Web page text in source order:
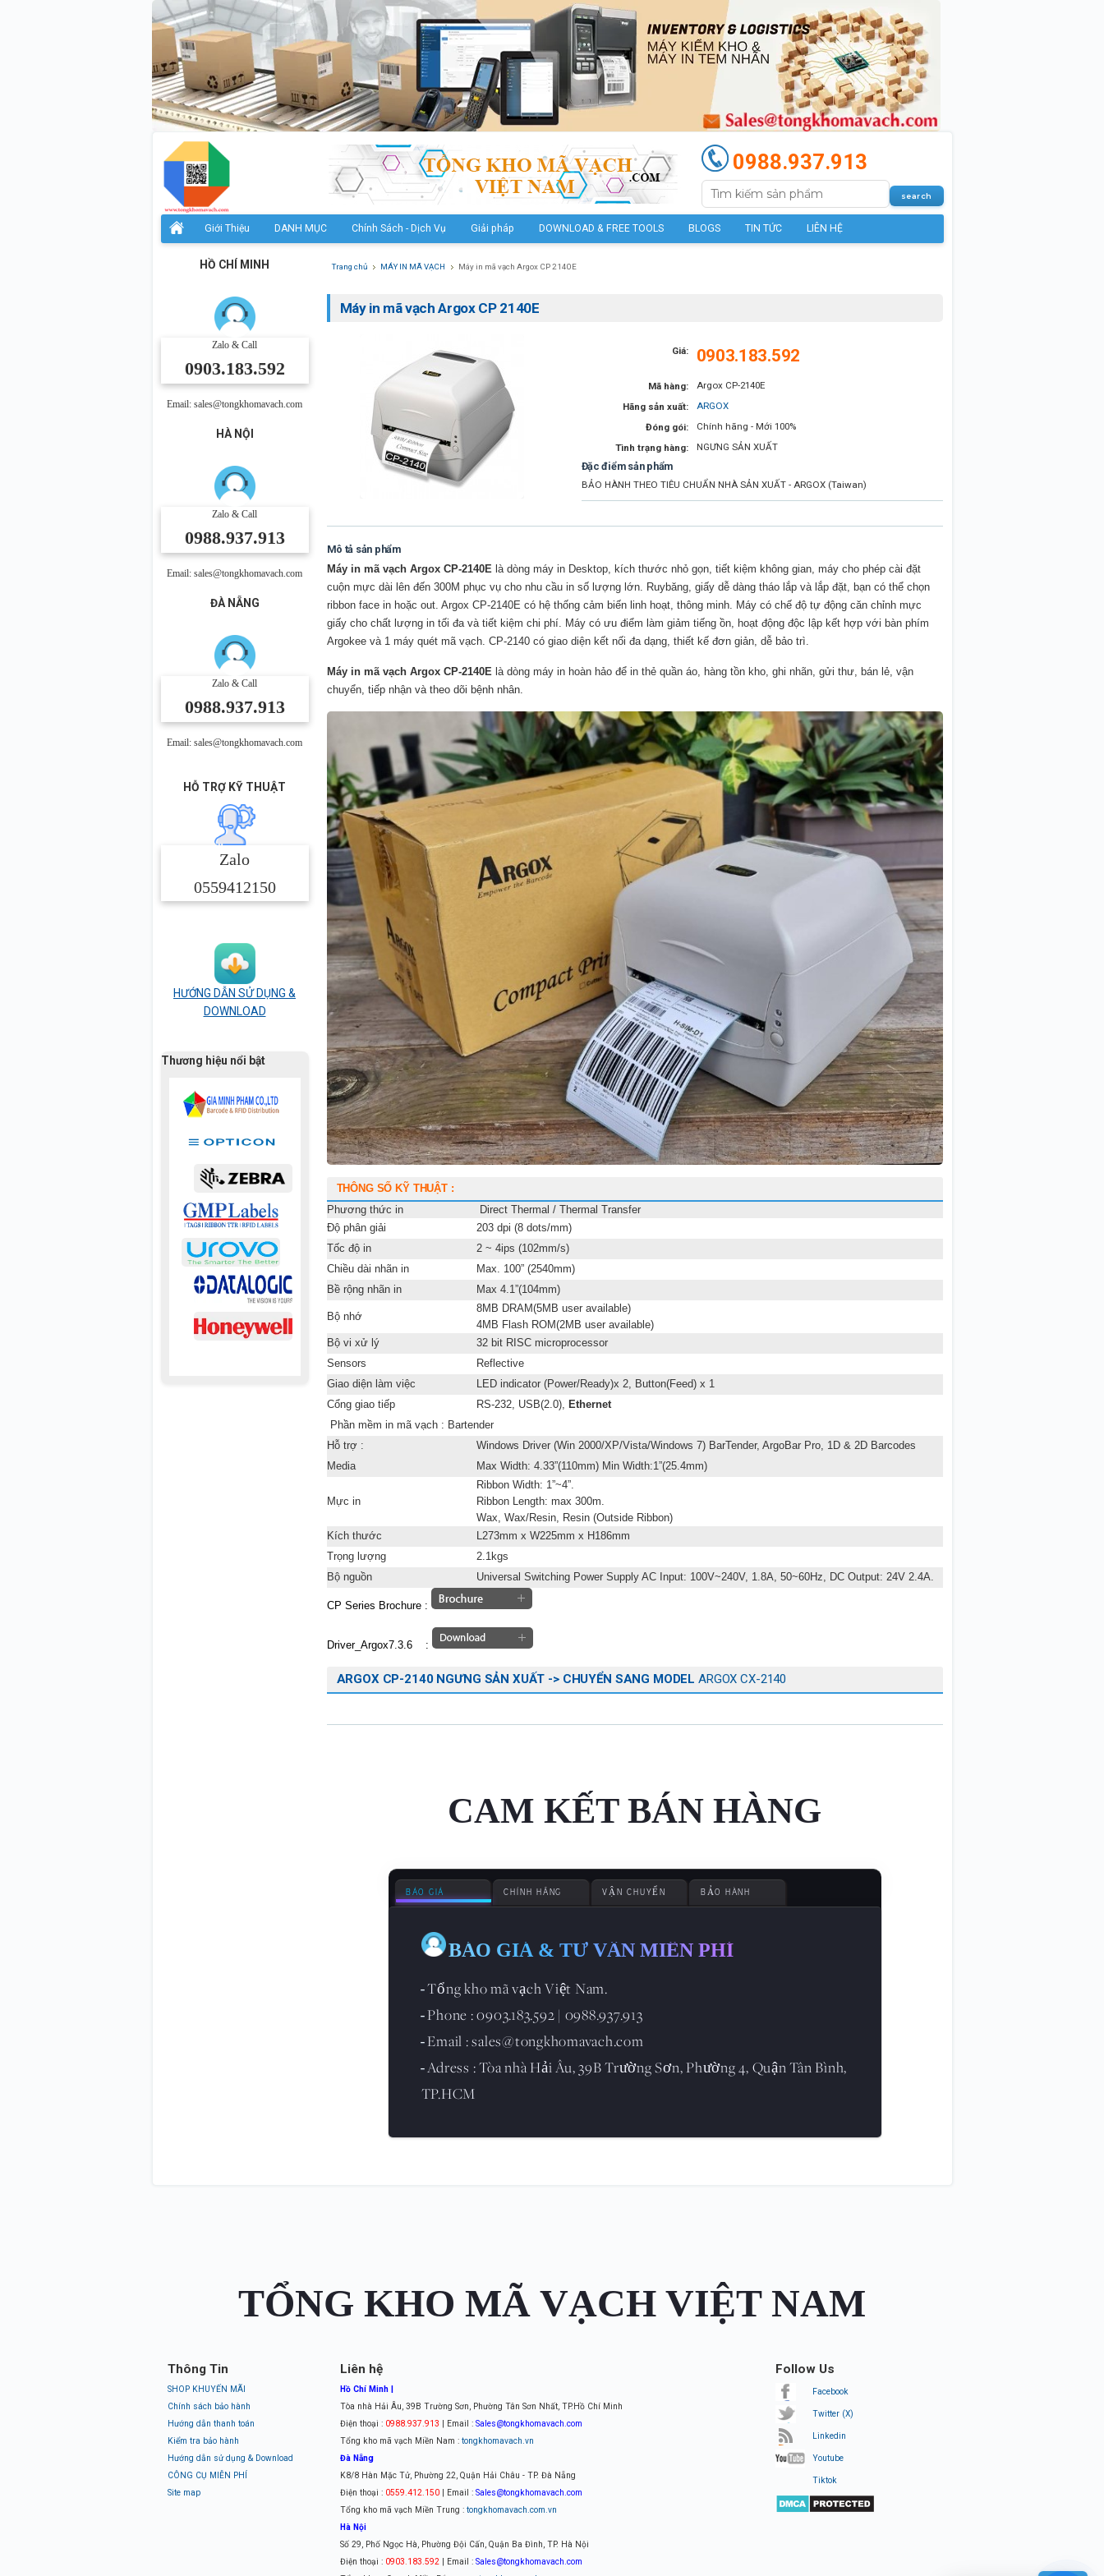
0988.937.913
Giới Thiệu DANH MỤC Chính Sách - Dịch Vụ Giải pháp DOWNLOAD & FREE TOOLS BLOGS TIN TỨC LIÊN HỆ
HỒ CHÍ MINH
Zalo & Call
0903.183.592
Email: sales@tongkhomavach.com
HÀ NỘI
Zalo & Call
0988.937.913
Email: sales@tongkhomavach.com
ĐÀ NẴNG
Zalo & Call
0988.937.913
Email: sales@tongkhomavach.com
HỖ TRỢ KỸ THUẬT
Zalo
0559412150
HƯỚNG DẪN SỬ DỤNG &
DOWNLOAD
Thương hiệu nổi bật
Trang chủ MÁY IN MÃ VẠCH Máy in mã vạch Argox CP 2140E
Máy in mã vạch Argox CP 2140E
Giá: 0903.183.592
Mã hàng:
Argox CP-2140E
Hãng sản xuất:
ARGOX
Đóng gói:
Chính hãng - Mới 100%
Tình trạng hàng:
NGƯNG SẢN XUẤT
Đặc điểm sản phẩm
BẢO HÀNH THEO TIÊU CHUẨN NHÀ SẢN XUẤT - ARGOX (Taiwan)
Mô tả sản phẩm
Máy in mã vạch Argox CP-2140Elà dòng máy in Desktop, kích thước nhỏ gọn, tiết kiệm không gian, máy cho phép cài đặt
cuộn mực dài lên đến 300M phục vụ cho nhu cầu in số lượng lớn. Ruybăng, giấy dễ dàng tháo lắp và lắp đặt, bạn có thể chọn
ribbon face in hoặc out. Argox CP-2140E có hệ thống cảm biến linh hoạt, thông minh. Máy có chế độ tự động căn chỉnh mực
giấy cho chất lượng in tối đa và tiết kiệm chi phí. Máy có ưu điểm làm giảm tiếng ồn, hoạt động độc lập kết hợp với bàn phím
Argokee và 1 máy quét mã vạch. CP-2140 có giao diện kết nối đa dạng, thiết kế đơn giản, dễ bảo trì.
Máy in mã vạch Argox CP-2140E là dòng máy in hoàn hảo để in thẻ quần áo, hàng tồn kho, ghi nhãn, gửi thư, bán lẻ, vận
chuyển, tiếp nhận và theo dõi bệnh nhân.
THÔNG SỐ KỸ THUẬT :
Phương thức in
Direct Thermal / Thermal Transfer
Độ phân giải
203 dpi (8 dots/mm)
Tốc độ in
2 ~ 4ips (102mm/s)
Chiều dài nhãn in
Max. 100” (2540mm)
Bề rộng nhãn in
Max 4.1”(104mm)
Bộ nhớ
8MB DRAM(5MB user available)
4MB Flash ROM(2MB user available)
Bộ vi xử lý
32 bit RISC microprocessor
Sensors
Reflective
Giao diện làm việc
LED indicator (Power/Ready)x 2, Button(Feed) x 1
Cổng giao tiếp
RS-232, USB(2.0),
Ethernet
Phần mềm in mã vạch : Bartender
Hỗ trợ :
Windows Driver (Win 2000/XP/Vista/Windows 7) BarTender, ArgoBar Pro, 1D & 2D Barcodes
Media
Max Width: 4.33”(110mm) Min Width:1”(25.4mm)
Mực in
Ribbon Width: 1”~4”.
Ribbon Length: max 300m.
Wax, Wax/Resin, Resin (Outside Ribbon)
Kích thước
L273mm x W225mm x H186mm
Trọng lượng
2.1kgs
Bộ nguồn
Universal Switching Power Supply AC Input: 100V~240V, 1.8A, 50~60Hz, DC Output: 24V 2.4A.
CP Series Brochure :
Driver_Argox7.3.6 :
ARGOX CP-2140 NGƯNG SẢN XUẤT -> CHUYỂN SANG MODELARGOX CX-2140
CAM KẾT BÁN HÀNG
BÁO GIÁ CHÍNH HÃNG VẬN CHUYỂN BẢO HÀNH
BÁO GIÁ & TƯ VẪN MIỄN PHÍ
- Tổng kho mã vạch Việt Nam.
- Phone : 0903.183.592 | 0988.937.913
- Email : sales@tongkhomavach.com
- Adress : Tòa nhà Hải Âu, 39B Trường Sơn, Phường 4, Quận Tân Bình,
TP.HCM
TỔNG KHO MÃ VẠCH VIỆT NAM
Thông Tin
SHOP KHUYẾN MÃI
Chính sách bảo hành
Hướng dẫn thanh toán
Kiểm tra bảo hành
Hướng dẫn sử dụng & Download
CÔNG CỤ MIỄN PHÍ
Site map
Liên hệ
Hồ Chí Minh |
Tòa nhà Hải Âu, 39B Trường Sơn, Phường Tân Sơn Nhất, TP.Hồ Chí Minh
Điện thoại : 0988.937.913 | Email : Sales@tongkhomavach.com
Tổng kho mã vạch Miền Nam : tongkhomavach.vn
Đà Nẵng
K8/8 Hàn Mặc Tử, Phường 22, Quận Hải Châu - TP. Đà Nẵng
Điện thoại : 0559.412.150| Email : Sales@tongkhomavach.com
Tổng kho mã vạch Miền Trung : tongkhomavach.com.vn
Hà Nội
Số 29, Phố Ngọc Hà, Phường Đội Cấn, Quận Ba Đình, TP. Hà Nội
Điện thoại : 0903.183.592| Email : Sales@tongkhomavach.com
Follow Us
Facebook
Twitter (X)
Linkedin
Youtube
Tiktok